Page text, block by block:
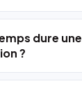
dure une
?